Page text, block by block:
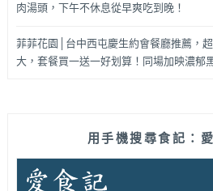
肉湯頭，下午不休息從早爽吃到晚！
菲菲花園│台中西屯慶生約會餐廳推薦，
大，套餐買一送一好划算！同場加映濃郁
用手機搜尋食記：